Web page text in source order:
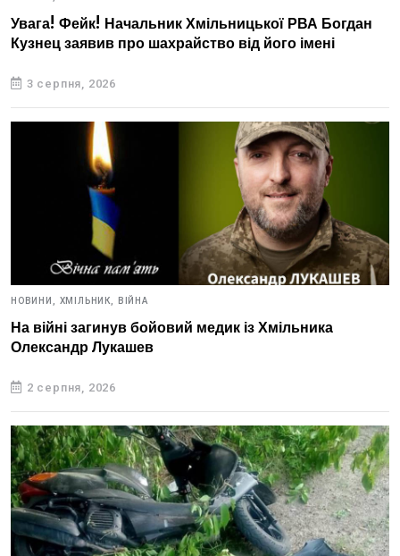
Увага! Фейк! Начальник Хмільницької РВА Богдан
Кузнец заявив про шахрайство від його імені
3 серпня, 2026
НОВИНИ, ХМІЛЬНИК, ВІЙНА
На війні загинув бойовий медик із Хмільника
Олександр Лукашев
2 серпня, 2026